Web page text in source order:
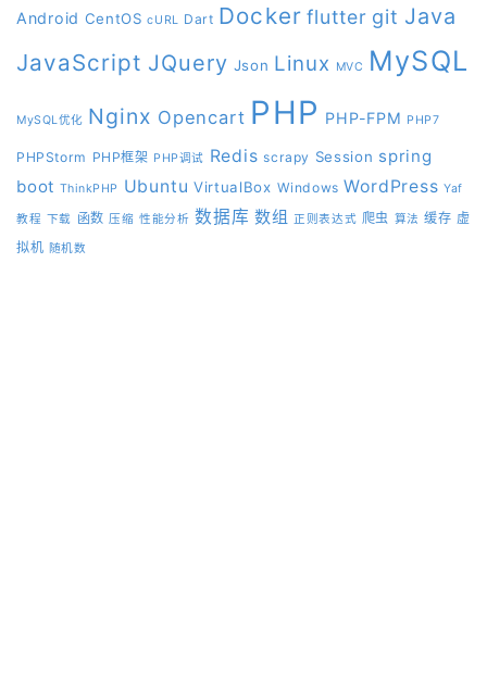
Android CentOS cURL Dart Docker flutter git Java
JavaScript JQuery Json Linux MVC MySQL
MySQL优化 Nginx Opencart PHP PHP-FPM PHP7
PHPStorm PHP框架 PHP调试 Redis scrapy Session spring
boot ThinkPHP Ubuntu VirtualBox Windows WordPress Yaf
教程 下载 函数 压缩 性能分析 数据库 数组 正则表达式 爬虫 算法 缓存 虚
拟机 随机数